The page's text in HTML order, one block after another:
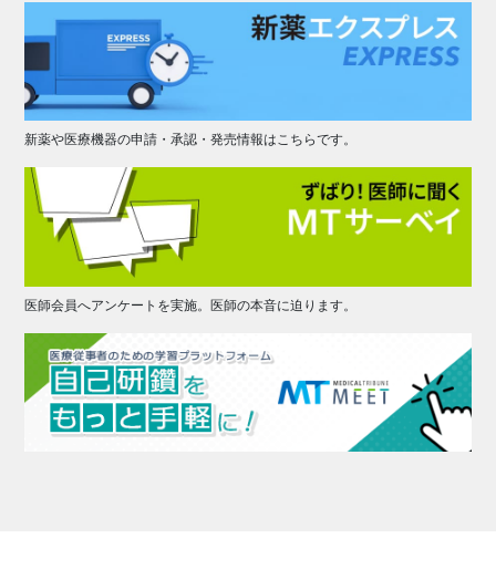
新薬や医療機器の申請・承認・発売情報はこちらです。
医師会員へアンケートを実施。医師の本音に迫ります。